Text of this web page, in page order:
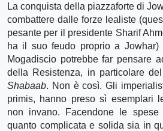
La conquista della piazzaforte di
combattere dalle forze lealiste
pesante per il presidente Sharif
ha il suo feudo proprio a
Mogadiscio potrebbe far pensare
della Resistenza, in particolare
Shabaab. Non è così. Gli
primis, hanno preso sì esemplari
non invano. Facendone le spese
quanto complicata e solida sia in